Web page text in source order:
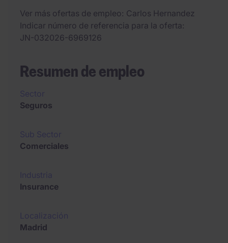
Ver más ofertas de empleo Carlos Hernandez
Indicar número de referencia para la oferta
JN-032026-6969126
Resumen de empleo
Seguros
Comerciales
Insurance
Madrid